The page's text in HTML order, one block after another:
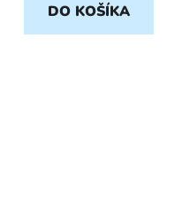
DO KOŠÍKA